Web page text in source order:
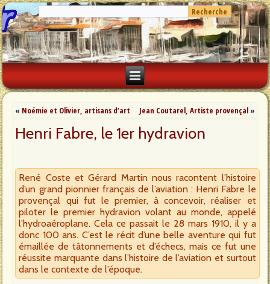
« Noémie et Olivier, artisans d’art Jean Coutarel, Artiste provençal»
Henri Fabre, le 1er hydravion
René Coste et Gérard Martin nous racontent l’histoire
d’un grand pionnier français de l’aviation : Henri Fabre le
provençal qui fut le premier, à concevoir, réaliser et
piloter le premier hydravion volant au monde, appelé
l’hydroaéroplane. Cela ce passait le 28 mars 1910, il y a
donc 100 ans. C’est le récit d’une belle aventure qui fut
émaillée de tâtonnements et d’échecs, mais ce fut une
réussite marquante dans l’histoire de l’aviation et surtout
dans le contexte de l’époque.